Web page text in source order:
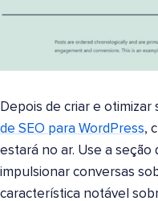
Depois de criar e
de SEO para WordPress,
estará no ar. Use a seção
impulsionar conversas
característica notável